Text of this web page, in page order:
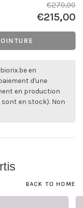
€270,00
€215,00
en
d'une
en production
en stock). Non
BACK TO HOME